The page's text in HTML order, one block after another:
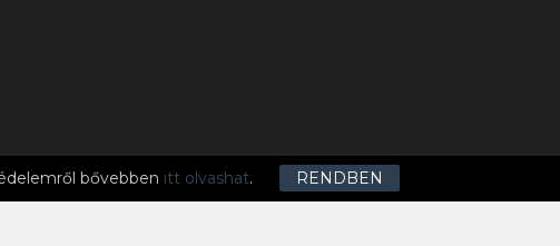
bővebben itt olvashat. RENDBEN